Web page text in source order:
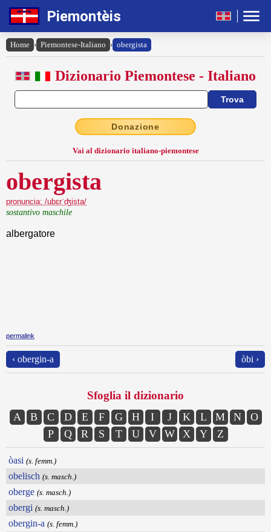
Piemontèis
Home › Piemontese-Italiano › obergista
Dizionario Piemontese - Italiano
Donazione
Vai al dizionario italiano-piemontese
obergista
pronuncia: /ubɛrˈʤista/
sostantivo maschile
albergatore
permalink
‹ obergin-a òbi ›
Sfoglia il dizionario
A B C D E F G H I J K L M N
O
P
Q R S T U V W X Y Z
òasi (s. femm.)
obelisch (s. masch.)
oberge (s. masch.)
obergi (s. masch.)
obergin-a (s. femm.)